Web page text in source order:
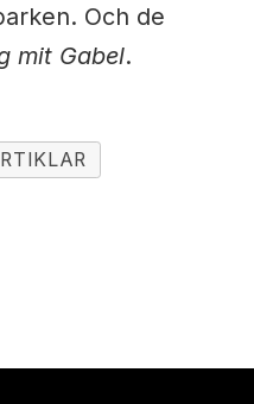
Och de
mit Gabel.